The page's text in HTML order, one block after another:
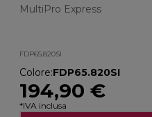
MultiPro Express
FDP65.820SI
Colore:FDP65.820SI
194,90 €
*IVA inclusa